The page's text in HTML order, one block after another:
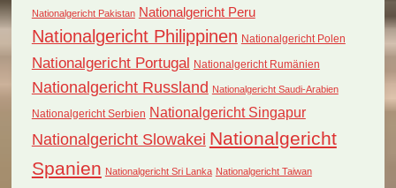
Nationalgericht Pakistan Nationalgericht Peru
Nationalgericht Philippinen Nationalgericht Polen
Nationalgericht Portugal Nationalgericht Rumänien
Nationalgericht Russland Nationalgericht Saudi-Arabien
Nationalgericht Serbien Nationalgericht Singapur
Nationalgericht Slowakei Nationalgericht
Spanien Nationalgericht Sri Lanka Nationalgericht Taiwan